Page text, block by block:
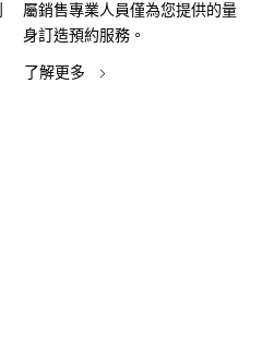
屬銷售專業人員僅為您提供的量
身訂造預約服務。
了解更多